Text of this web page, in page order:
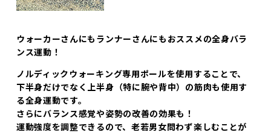
ウォーカーさんにもランナーさんにもおススメの全身バラ
ンス運動！
ノルディックウォーキング専用ポールを使用することで、
下半身だけでなく上半身（特に腕や背中）の筋肉も使用す
る全身運動です。
さらにバランス感覚や姿勢の改善の効果も！
運動強度を調整できるので、老若男女問わず楽しむことが